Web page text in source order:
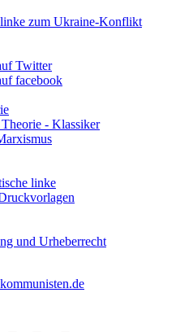
zum Ukraine-Konflikt
Twitter
facebook
- Klassiker
linke
und Urheberrecht